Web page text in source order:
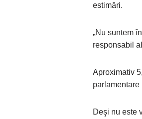
estimări.
„Nu suntem
responsabil
Aproximativ
parlamentare
Deşi nu este